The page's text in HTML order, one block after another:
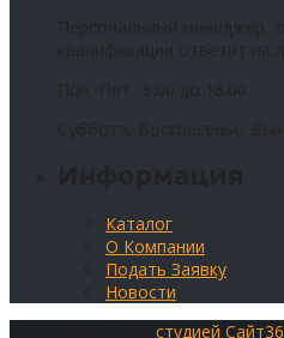
Каталог
О Компании
Подать Заявку
Новости
студией Сайт36